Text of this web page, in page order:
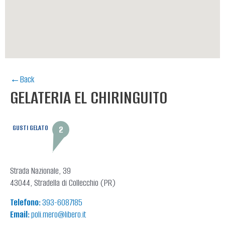
←Back
GELATERIA EL CHIRINGUITO
GUSTI GELATO 2
Strada Nazionale, 39
43044, Stradella di Collecchio (PR)
Telefono:393-6087185
Email:poli.mero@libero.it